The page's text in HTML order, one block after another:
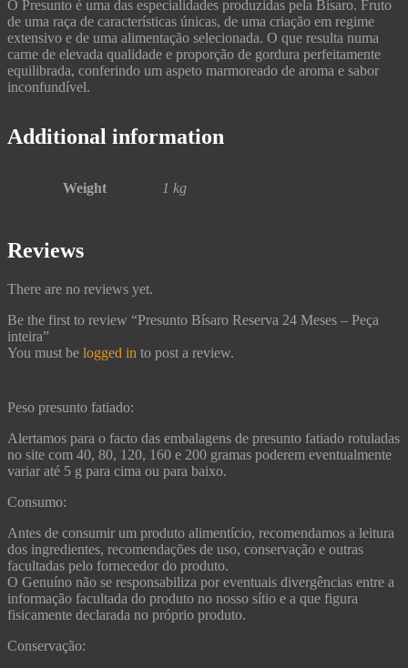
O Presunto é uma das especialidades produzidas pela Bísaro. Fruto
de uma raça de características únicas, de uma criação em regime
extensivo e de uma alimentação selecionada. O que resulta numa
carne de elevada qualidade e proporção de gordura perfeitamente
equilibrada, conferindo um aspeto marmoreado de aroma e sabor
inconfundível.
Additional information
Weight 1 kg
Reviews
There are no reviews yet.
Be the first to review “Presunto Bísaro Reserva 24 Meses – Peça
inteira”
You must be logged in to post a review.
Peso presunto fatiado:
Alertamos para o facto das embalagens de presunto fatiado rotuladas
no site com 40, 80, 120, 160 e 200 gramas poderem eventualmente
variar até 5 g para cima ou para baixo.
Consumo:
Antes de consumir um produto alimentício, recomendamos a leitura
dos ingredientes, recomendações de uso, conservação e outras
facultadas pelo fornecedor do produto.
O Genuíno não se responsabiliza por eventuais divergências entre a
informação facultada do produto no nosso sítio e a que figura
fisicamente declarada no próprio produto.
Conservação: